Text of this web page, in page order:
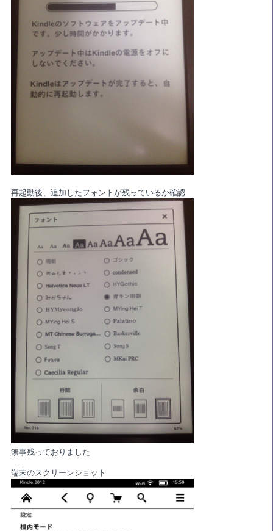
再起動後、追加したフォントが残っているか確認
無事残っておりました
端末のスクリーンショット